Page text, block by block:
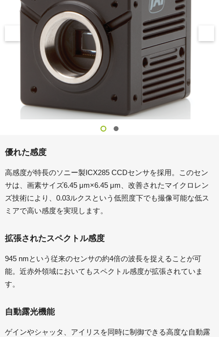
優れた感度
高感度が特長のソニー製ICX285 CCDセンサを採用。このセン
サは、画素サイズ6.45 μm×6.45 μm、改善されたマイクロレン
ズ技術により、0.03ルクスという低照度下でも撮像可能な低ス
ミアで高い感度を実現します。
拡張されたスペクトル感度
945 nmという従来のセンサの約4倍の波長を捉えることが可
能。近赤外領域においてもスペクトル感度が拡張されていま
す。
自動露光機能
ゲインやシャッタ、アイリスを同時に制御できる高度な自動露